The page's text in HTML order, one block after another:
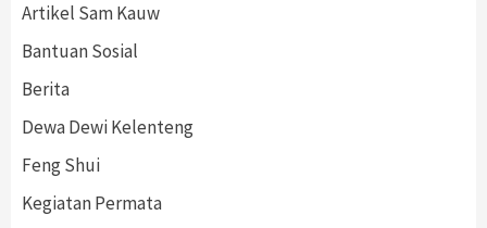
Artikel Sam Kauw
Bantuan Sosial
Berita
Dewa Dewi Kelenteng
Feng Shui
Kegiatan Permata